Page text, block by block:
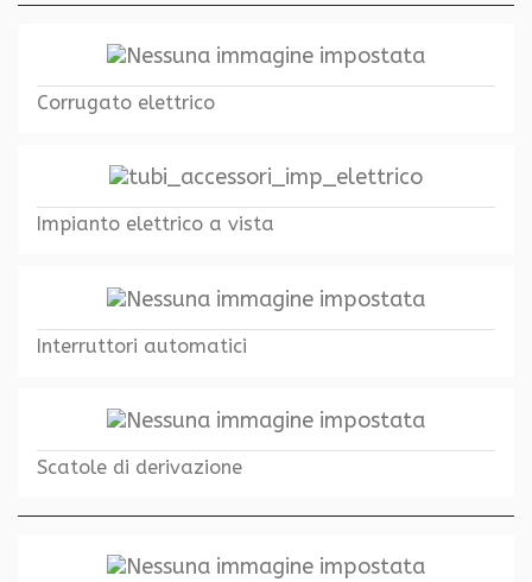
Corrugato elettrico
Impianto elettrico a vista
Interruttori automatici
Scatole di derivazione